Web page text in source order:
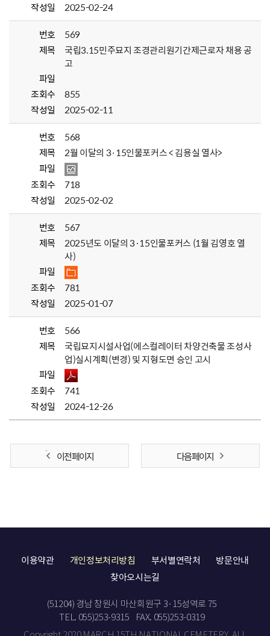
작성일
2025-02-24
번호
569
제목
국립3.15민주묘지 조경관리원기간제근로자 채용 공
고
파일
조회수
855
작성일
2025-02-11
번호
568
제목
2월 이달의 3·15인물포커스 < 김용실 열사>
파일
조회수
718
작성일
2025-02-02
번호
567
제목
2025년도 이달의 3·15인물포커스 (1월 김영호 열
사)
파일
조회수
781
작성일
2025-01-07
번호
566
제목
국립묘지시설사업(에스컬레이터 차양건축물 조성사
업)실시계획(변경) 및 지형도면 승인 고시
파일
조회수
741
작성일
2024-12-26
이전 페이지 다음 페이지
이용약관 개인정보처리방침 부서별연락처
방문안내
찾아오시는길
(51204) 경남 창원시 마산회원구 3·15성역로 75
TEL. 055)253-9315
FAX. 055)253-0319